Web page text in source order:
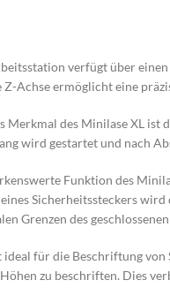
verfügt über
Z-Achse ermöglicht eine
Merkmal des Minilase XL
wird gestartet und nach
Funktion des
Sicherheitssteckers
Grenzen des
ideal für die Beschriftung
zu beschriften. Dies